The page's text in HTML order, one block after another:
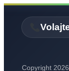
Copyright